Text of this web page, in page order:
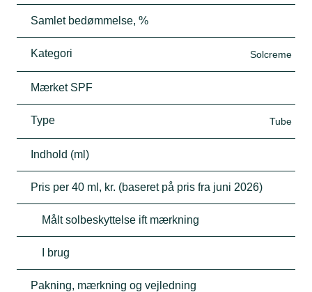
Samlet bedømmelse, %
Kategori Solcreme
Mærket SPF
Type Tube
Indhold (ml)
Pris per 40 ml, kr. (baseret på pris fra juni 2026)
Målt solbeskyttelse ift mærkning
I brug
Pakning, mærkning og vejledning